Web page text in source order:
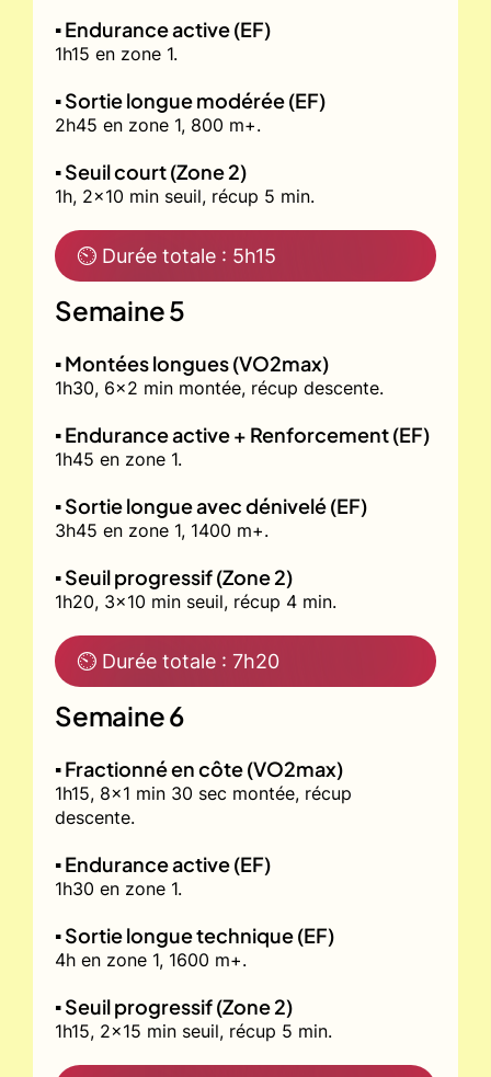
▪️ Endurance active (EF)
1h15 en zone 1.
▪️ Sortie longue modérée (EF)
2h45 en zone 1, 800 m+.
▪️ Seuil court (Zone 2)
1h, 2x10 min seuil, récup 5 min.
⏲ Durée totale : 5h15
Semaine 5
▪️ Montées longues (VO2max)
1h30, 6x2 min montée, récup descente.
▪️ Endurance active + Renforcement (EF)
1h45 en zone 1.
▪️ Sortie longue avec dénivelé (EF)
3h45 en zone 1, 1400 m+.
▪️ Seuil progressif (Zone 2)
1h20, 3x10 min seuil, récup 4 min.
⏲ Durée totale : 7h20
Semaine 6
▪️ Fractionné en côte (VO2max)
1h15, 8x1 min 30 sec montée, récup
descente.
▪️ Endurance active (EF)
1h30 en zone 1.
▪️ Sortie longue technique (EF)
4h en zone 1, 1600 m+.
▪️ Seuil progressif (Zone 2)
1h15, 2x15 min seuil, récup 5 min.